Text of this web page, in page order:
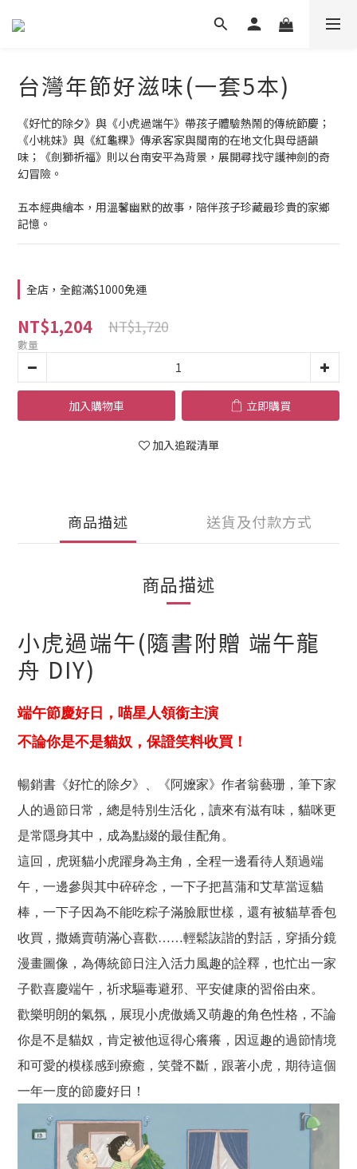
台灣年節好滋味(一套5本)
《好忙的除夕》與《小虎過端午》帶孩子體驗熱鬧的傳統節慶；
《小桃妹》與《紅龜粿》傳承客家與閩南的在地文化與母語韻
味；《劍獅祈福》則以台南安平為背景，展開尋找守護神劍的奇
幻冒險。
五本經典繪本，用溫馨幽默的故事，陪伴孩子珍藏最珍貴的家鄉
記憶。
全店，全館滿$1000免運
NT$1,204 NT$1,720
數量
加入購物車 立即購買
加入追蹤清單
商品描述 送貨及付款方式
商品描述
小虎過端午(隨書附贈 端午龍
舟 DIY)
端午節慶好日，喵星人領銜主演
不論你是不是貓奴，保證笑料收買！
暢銷書《好忙的除夕》、《阿嬤家》作者翁藝珊，筆下家
人的過節日常，總是特別生活化，讀來有滋有味，貓咪更
是常隱身其中，成為點綴的最佳配角。
這回，虎斑貓小虎躍身為主角，全程一邊看待人類過端
午，一邊參與其中碎碎念，一下子把菖蒲和艾草當逗貓
棒，一下子因為不能吃粽子滿臉厭世樣，還有被貓草香包
收買，撒嬌賣萌滿心喜歡……輕鬆詼諧的對話，穿插分鏡
漫畫圖像，為傳統節日注入活力風趣的詮釋，也忙出一家
子歡喜慶端午，祈求驅毒避邪、平安健康的習俗由來。
歡樂明朗的氣氛，展現小虎傲嬌又萌趣的角色性格，不論
你是不是貓奴，肯定被他逗得心癢癢，因逗趣的過節情境
和可愛的模樣感到療癒，笑聲不斷，跟著小虎，期待這個
一年一度的節慶好日！